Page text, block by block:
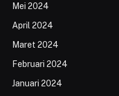
Mei 2024
April 2024
Maret 2024
Februari 2024
Januari 2024